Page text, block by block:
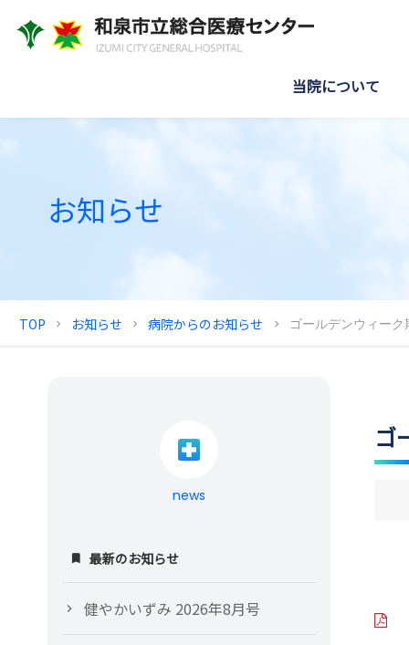
当院について
お知らせ
TOP chevron_right お知らせ chevron_right 病院からのお知らせ chevron_right ゴールデンウィー
ゴ
news
最新のお知らせ
健やかいずみ 2026年8月号